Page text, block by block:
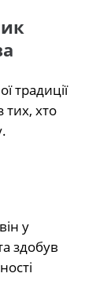
традиції
тих, хто
у
здобув